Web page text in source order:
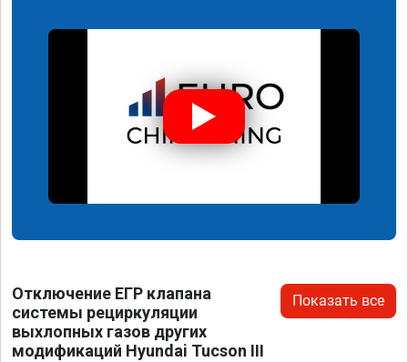
Отключение ЕГР клапана
системы рециркуляции
выхлопных газов других
модификаций Hyundai Tucson III
Показать все